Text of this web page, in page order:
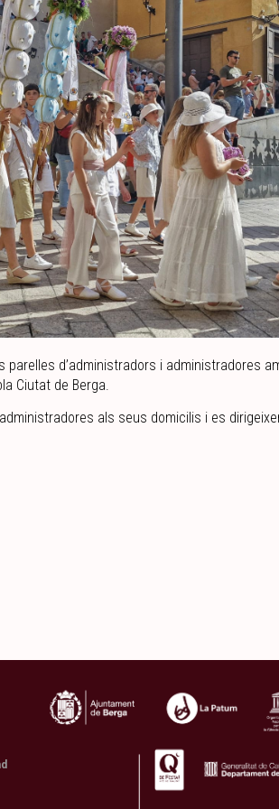
parelles d’administradors i administradores
Ciutat de Berga.
als seus domicilis i es